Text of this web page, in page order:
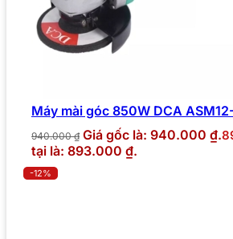
Máy mài góc 850W DCA
940.000₫ Giá gốc là: 940.000 ₫.
tại là: 893.000 ₫.
-12%